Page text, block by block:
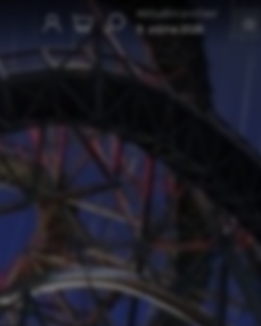
9. srpna 2026